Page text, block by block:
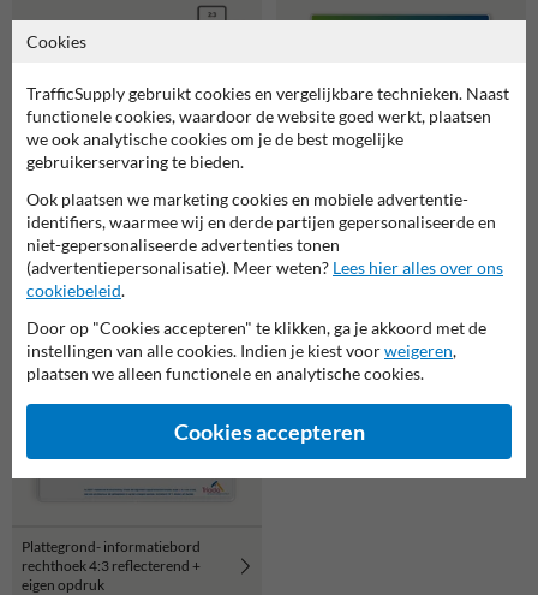
Verkeersbord DOR rechthoek
3:2 reflecterend + eigen
ontwerp/opdruk
Verkeersbord informatie -
Motoren welkom, minder snel -
reflecterend
Plattegrond- informatiebord
rechthoek 4:3 reflecterend +
eigen opdruk
Cookies
TrafficSupply gebruikt cookies en vergelijkbare technieken. Naast
functionele cookies, waardoor de website goed werkt, plaatsen
we ook analytische cookies om je de best mogelijke
gebruikerservaring te bieden.
Ook plaatsen we marketing cookies en mobiele advertentie-
identifiers, waarmee wij en derde partijen gepersonaliseerde en
niet-gepersonaliseerde advertenties tonen
(advertentiepersonalisatie). Meer weten? Lees hier alles over ons
cookiebeleid.
Door op "Cookies accepteren" te klikken, ga je akkoord met de
instellingen van alle cookies. Indien je kiest voorweigeren,
plaatsen we alleen functionele en analytische cookies.
Cookies accepteren